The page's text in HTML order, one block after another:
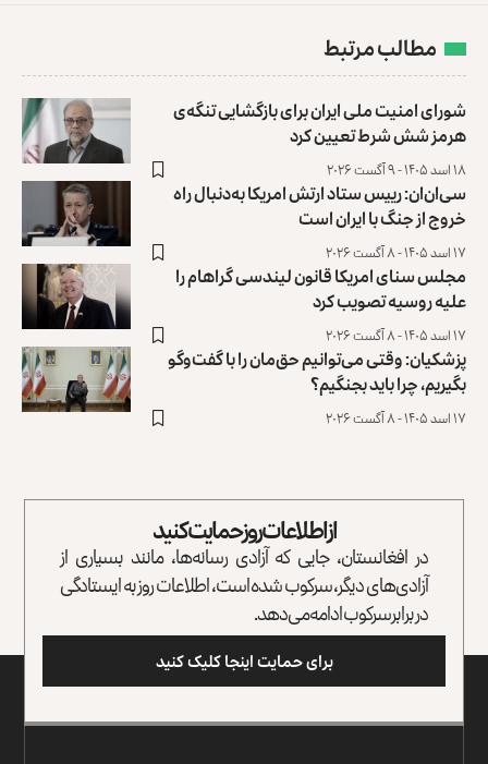
مطالب مرتبط
شورای امنیت ملی ایران برای بازگشایی تنگه‌ی
هرمز شش شرط تعیین کرد
۱۸ اسد ۱۴۰۵ - ۹ آگست ۲۰۲۶
سی‌ان‌ان: رییس ستاد ارتش امریکا به‌دنبال راه
خروج از جنگ با ایران است
۱۷ اسد ۱۴۰۵ - ۸ آگست ۲۰۲۶
مجلس سنای امریکا قانون لیندسی گراهام را
علیه روسیه تصویب کرد
۱۷ اسد ۱۴۰۵ - ۸ آگست ۲۰۲۶
پزشکیان: وقتی می‌توانیم حق‌مان را با گفت‌وگو
بگیریم، چرا باید بجنگیم؟
۱۷ اسد ۱۴۰۵ - ۸ آگست ۲۰۲۶
از اطلاعات روز حمایت کنید
در افغانستان، جایی که آزادی رسانه‌ها، مانند بسیاری از
آزادی‌های دیگر، سرکوب شده است، اطلاعات روز به ایستادگی
در برابر سرکوب ادامه می‌دهد.
برای حمایت اینجا کلیک کنید